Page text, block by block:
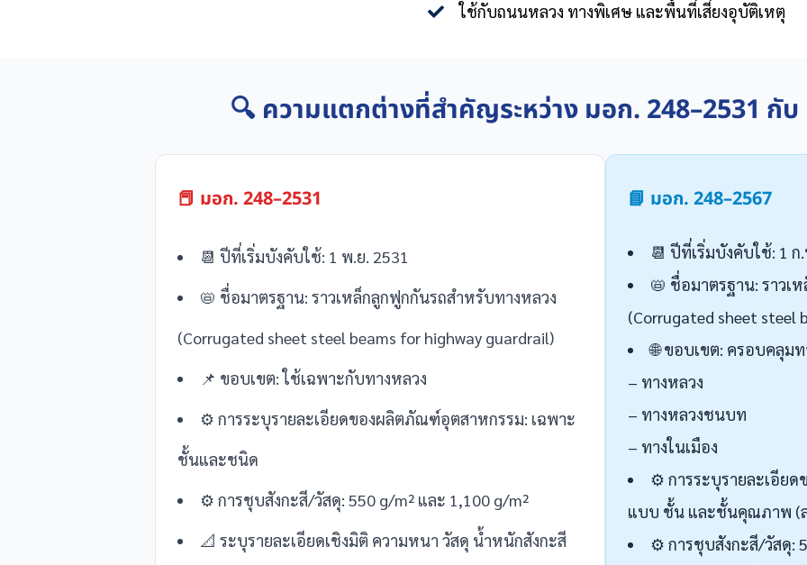
ใช้กับถนนหลวง ทางพิเศษ และพื้นที่เสี่ยงอุบัติเหตุ
🔍 ความแตกต่างที่สำคัญระหว่าง มอก. 248–2531 กั
📕 มอก. 248–2531
📆 ปีที่เริ่มบังคับใช้: 1 พ.ย. 2531
📛 ชื่อมาตรฐาน: ราวเหล็กลูกฟูกกันรถสำหรับทางหลวง
(Corrugated sheet steel beams for highway guardrail)
📌 ขอบเขต: ใช้เฉพาะกับทางหลวง
⚙️ การระบุรายละเอียดของผลิตภัณฑ์อุตสาหกรรม: เฉพาะ
ชั้นและชนิด
⚙️ การชุบสังกะสี/วัสดุ: 550 g/m² และ 1,100 g/m²
📐 ระบุรายละเอียดเชิงมิติ ความหนา วัสดุ น้ำหนักสังกะสี
📘 มอก. 248–2567
📆 ปีที่เริ่มบังคับใช้: 1
📛 ชื่อมาตรฐาน: ราวเ
(Corrugated sheet steel
🌐 ขอบเขต: ครอบคลุม
– ทางหลวง
– ทางหลวงชนบท
– ทางในเมือง
⚙️ การระบุรายละเอีย
แบบ ชั้น และชั้นคุณภาพ (
⚙️ การชุบสังกะสี/วัสดุ: